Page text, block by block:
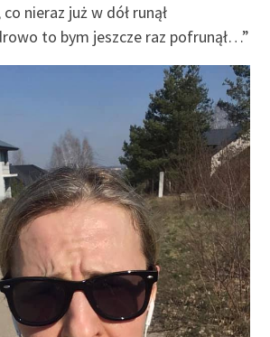
nieraz już w dół runął
to bym jeszcze raz pofrunął…”